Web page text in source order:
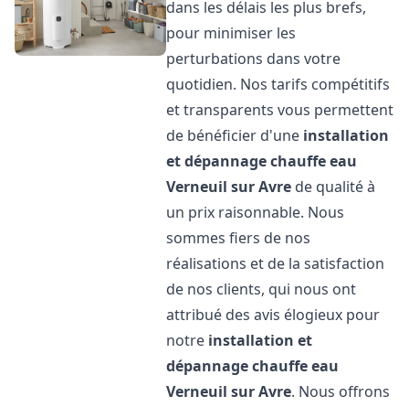
dans les délais les plus brefs,
pour minimiser les
perturbations dans votre
quotidien. Nos tarifs compétitifs
et transparents vous permettent
de bénéficier d'une installation
et dépannage chauffe eau
Verneuil sur Avre de qualité à
un prix raisonnable. Nous
sommes fiers de nos
réalisations et de la satisfaction
de nos clients, qui nous ont
attribué des avis élogieux pour
notre installation et
dépannage chauffe eau
Verneuil sur Avre. Nous offrons